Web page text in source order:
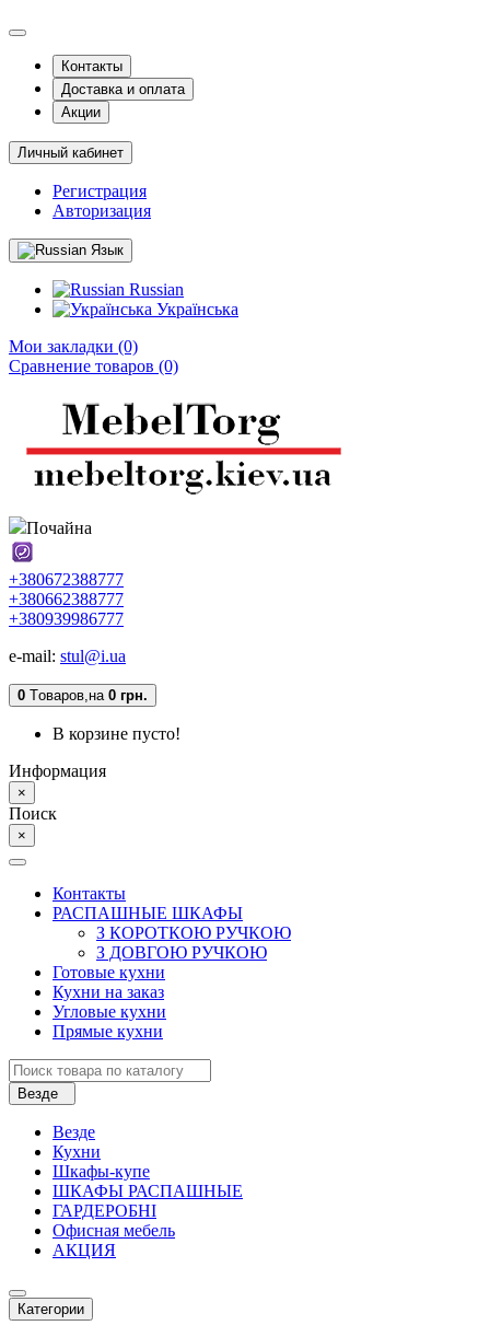
Контакты
Доставка и оплата
Акции
Личный кабинет
Регистрация
Авторизация
Язык
Russian
Українська
Мои закладки (0)
Сравнение товаров (0)
Почайна
+380672388777
+380662388777
+380939986777
e-mail: stul@i.ua
0 Tоваров,на 0 грн.
В корзине пусто!
Информация
×
Поиск
×
Контакты
РАСПАШНЫЕ ШКАФЫ
З КОРОТКОЮ РУЧКОЮ
З ДОВГОЮ РУЧКОЮ
Готовые кухни
Кухни на заказ
Угловые кухни
Прямые кухни
Везде
Везде
Кухни
Шкафы-купе
ШКАФЫ РАСПАШНЫЕ
ГАРДЕРОБНІ
Офисная мебель
АКЦИЯ
Категории